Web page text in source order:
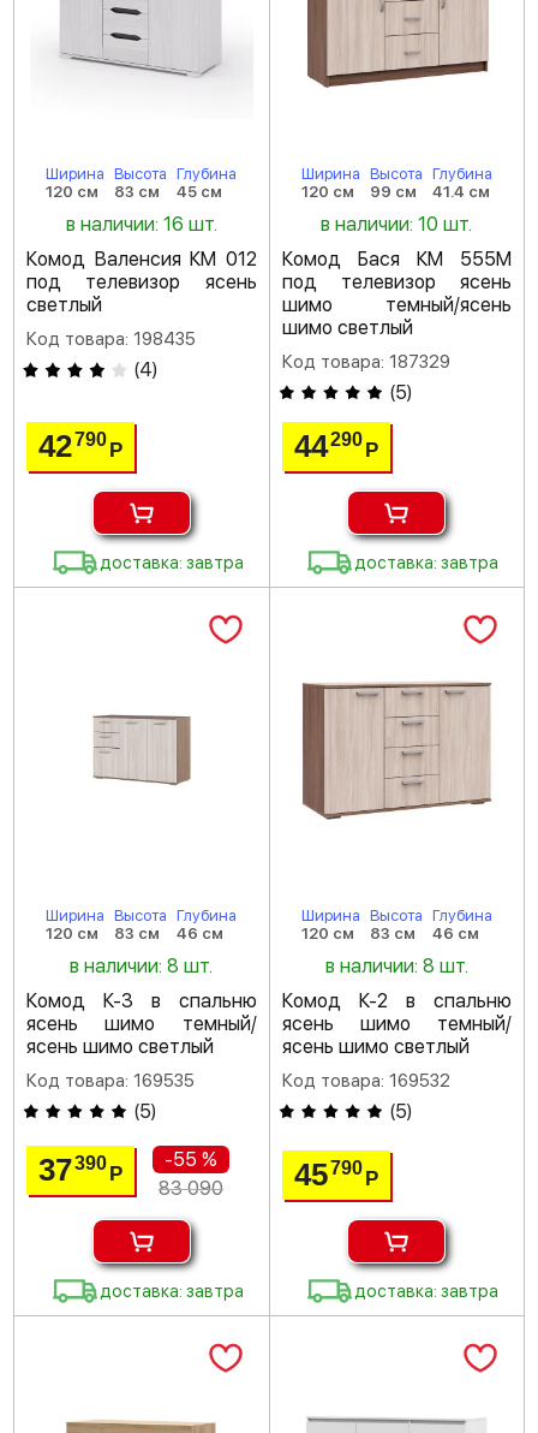
Ширина
120 см
Высота
83 см
Глубина
45 см
в наличии: 16 шт.
Комод Валенсия КМ 012
под телевизор ясень
светлый
Код товара: 198435
(4)
42790Р
доставка: завтра
Ширина
120 см
Высота
99 см
Глубина
41.4 см
в наличии: 10 шт.
Комод Бася КМ 555М
под телевизор ясень
шимо темный/ясень
шимо светлый
Код товара: 187329
(5)
44290 Р
доставка: завтра
Ширина
120 см
Высота
83 см
Глубина
46 см
в наличии: 8 шт.
Комод К-3 в спальню
ясень шимо темный/
ясень шимо светлый
Код товара: 169535
(5)
37390Р
-55 %
83 090
доставка: завтра
Ширина
120 см
Высота
83 см
Глубина
46 см
в наличии: 8 шт.
Комод К-2 в спальню
ясень шимо темный/
ясень шимо светлый
Код товара: 169532
(5)
45790 Р
доставка: завтра